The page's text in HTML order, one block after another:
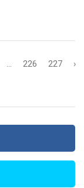
... 226 227 ›